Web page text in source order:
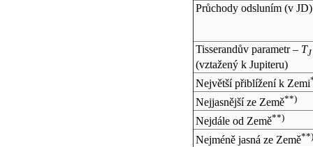
Průchody odsluním (v JD)
Tisserandův parametr – TJ
(vztažený k Jupiteru)
Největší přiblížení k Zemi
Nejjasnější ze Země**)
Nejdále od Země**)
Nejméně jasná ze Země**)